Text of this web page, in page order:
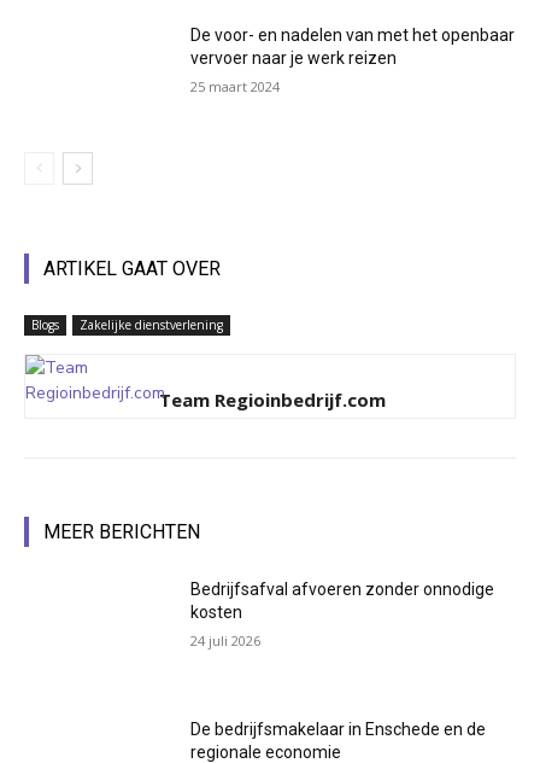
De voor- en nadelen van met het openbaar
vervoer naar je werk reizen
25 maart 2024
ARTIKEL GAAT OVER
Blogs Zakelijke dienstverlening
Team Regioinbedrijf.com
MEER BERICHTEN
Bedrijfsafval afvoeren zonder onnodige
kosten
24 juli 2026
De bedrijfsmakelaar in Enschede en de
regionale economie